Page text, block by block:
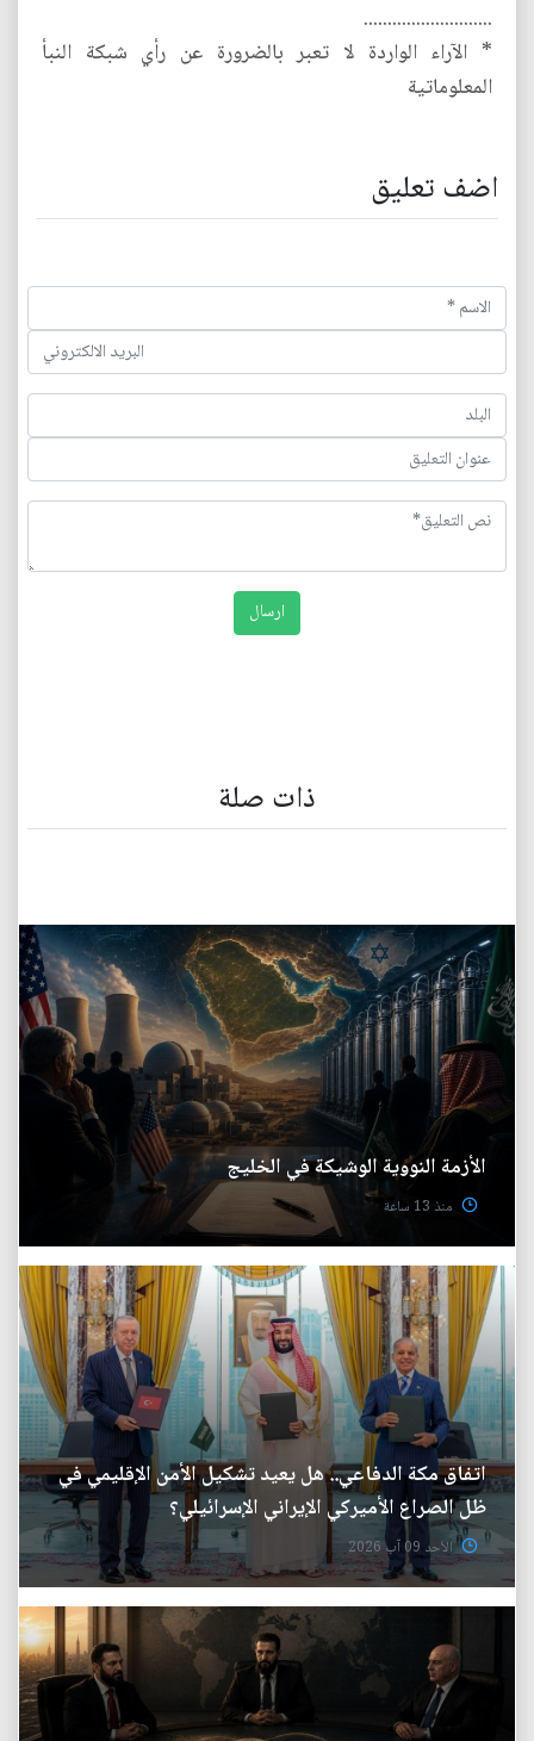
...........................
* الآراء الواردة لا تعبر بالضرورة عن رأي شبكة النبأ
المعلوماتية
اضف تعليق
ذات صلة
الأزمة النووية الوشيكة في الخليج
منذ 13 ساعة
اتفاق مكة الدفاعي.. هل يعيد تشكيل الأمن الإقليمي في
ظل الصراع الأميركي الإيراني الإسرائيلي؟
الأحد 09 آب 2026